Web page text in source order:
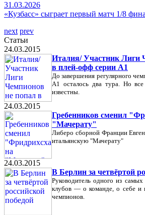
31.03.2026
«Кузбасс» сыграет первый матч 1/8
next prev
Статьи
24.03.2015
Италия/ Участник Лиги
в плей-офф серии А1
До завершения регулярного
А1 осталось два тура. Но
известны.
24.03.2015
Гребенников сменил
"Мачерату"
Либеро сборной Франции
итальянскую "Мачерату"
24.03.2015
В Берлин за четвёртой
Руководитель одного из
клубов — о команде, о себе и
чемпионов.